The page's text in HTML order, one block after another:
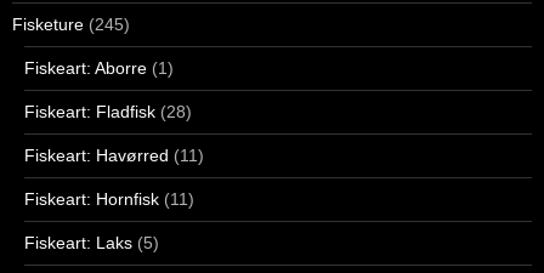
Fisketure (245)
Fiskeart: Aborre (1)
Fiskeart: Fladfisk (28)
Fiskeart: Havørred (11)
Fiskeart: Hornfisk (11)
Fiskeart: Laks (5)